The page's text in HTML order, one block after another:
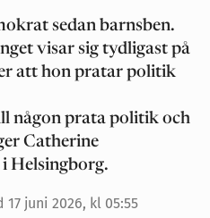
sedan barnsben.
visar sig tydligast på
att hon pratar politik
någon prata politik och
Catherine
Helsingborg.
17 juni 2026, kl 05:55